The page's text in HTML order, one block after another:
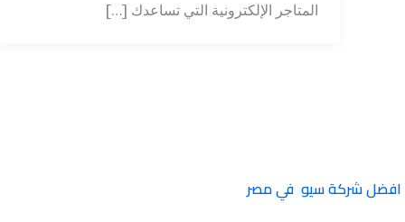
المتاجر الإلكترونية التي تساعدك […]
افضل شركة سيو في مصر